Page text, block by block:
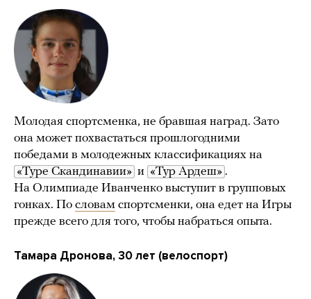
Молодая спортсменка, не бравшая наград. Зато
она может похвастаться прошлогодними
победами в молодежных классификациях на
«Туре Скандинавии» и «Тур Ардеш» .
На Олимпиаде Иванченко выступит в групповых
гонках. По словам спортсменки, она едет на Игры
прежде всего для того, чтобы набраться опыта.
Тамара Дронова, 30 лет (велоспорт)